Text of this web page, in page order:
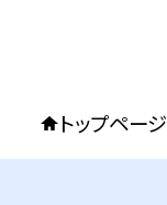
トップページ